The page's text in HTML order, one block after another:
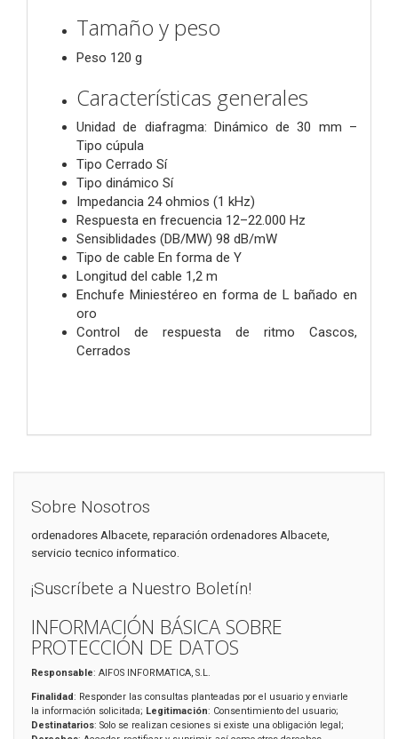
Tamaño y peso
Peso 120 g
Características generales
Unidad de diafragma: Dinámico de 30 mm –
Tipo cúpula
Tipo Cerrado Sí
Tipo dinámico Sí
Impedancia 24 ohmios (1 kHz)
Respuesta en frecuencia 12–22.000 Hz
Sensiblidades (DB/MW) 98 dB/mW
Tipo de cable En forma de Y
Longitud del cable 1,2 m
Enchufe Miniestéreo en forma de L bañado en
oro
Control de respuesta de ritmo Cascos,
Cerrados
Sobre Nosotros
ordenadores Albacete, reparación ordenadores Albacete,
servicio tecnico informatico.
¡Suscríbete a Nuestro Boletín!
INFORMACIÓN BÁSICA SOBRE
PROTECCIÓN DE DATOS
Responsable: AIFOS INFORMATICA, S.L.
Finalidad: Responder las consultas planteadas por el usuario y enviarle
la información solicitada; Legitimación: Consentimiento del usuario;
Destinatarios: Solo se realizan cesiones si existe una obligación legal;